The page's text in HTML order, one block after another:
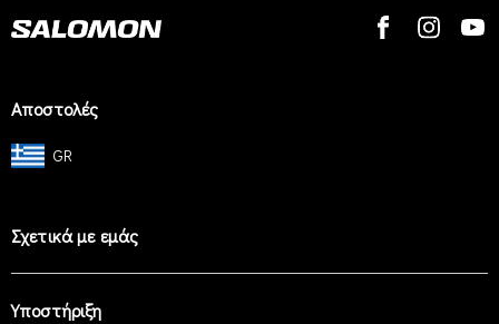
Αποστολές
GR
Σχετικά με εμάς
Υποστήριξη